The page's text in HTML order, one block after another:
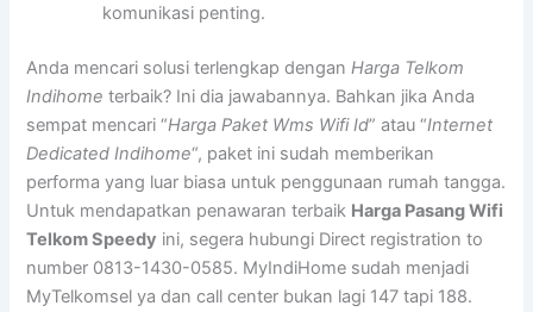
komunikasi penting.
Anda mencari solusi terlengkap dengan Harga Telkom
Indihome terbaik? Ini dia jawabannya. Bahkan jika Anda
sempat mencari “Harga Paket Wms Wifi Id” atau “Internet
Dedicated Indihome“, paket ini sudah memberikan
performa yang luar biasa untuk penggunaan rumah tangga.
Untuk mendapatkan penawaran terbaik Harga Pasang Wifi
Telkom Speedy ini, segera hubungi Direct registration to
number 0813-1430-0585. MyIndiHome sudah menjadi
MyTelkomsel ya dan call center bukan lagi 147 tapi 188.